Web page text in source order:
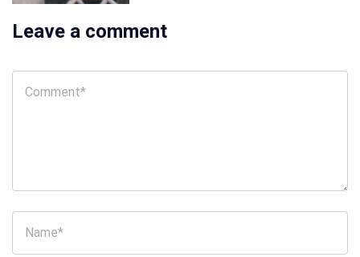
Leave a comment